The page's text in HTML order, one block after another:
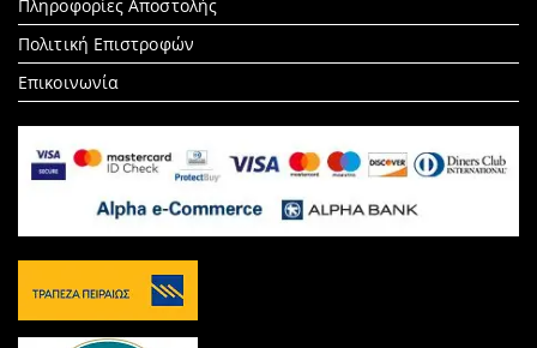
Πληροφορίες Αποστολής
Πολιτική Επιστροφών
Επικοινωνία